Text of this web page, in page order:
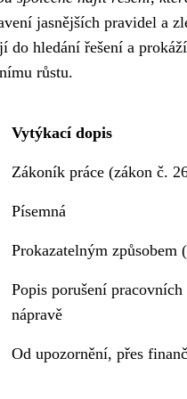
jasnějších pravidel a
do hledání řešení a
růstu.
Vytýkací dopis
Zákoník práce (zákon č.
Písemná
Prokazatelným způsobem
Popis porušení
nápravě
Od upozornění, přes